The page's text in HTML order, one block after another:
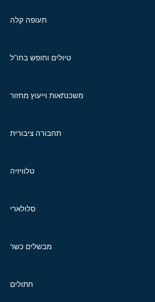
תעופה קלה
טיולים וחופש בחו"ל
משכנתאות וייעוץ מחזור
תחבורה ציבורית
טלוויזיה
סלולארי
מבשלים כשר
חתולים